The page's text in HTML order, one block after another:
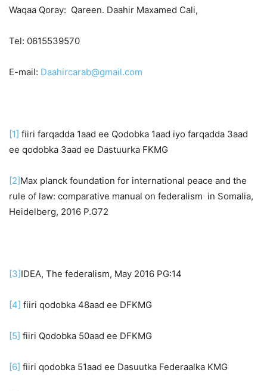
Waqaa Qoray: Qareen. Daahir Maxamed Cali,
Tel: 0615539570
E-mail: Daahircarab@gmail.com
[1] fiiri farqadda 1aad ee Qodobka 1aad iyo farqadda 3aad
ee qodobka 3aad ee Dastuurka FKMG
[2]Max planck foundation for international peace and the
rule of law: comparative manual on federalism in Somalia,
Heidelberg, 2016 P.G72
[3]IDEA, The federalism, May 2016 PG:14
[4] fiiri qodobka 48aad ee DFKMG
[5] fiiri Qodobka 50aad ee DFKMG
[6] fiiri qodobka 51aad ee Dasuutka Federaalka KMG